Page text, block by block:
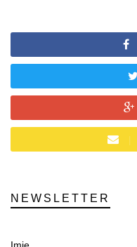
NEWSLETTER
Imię